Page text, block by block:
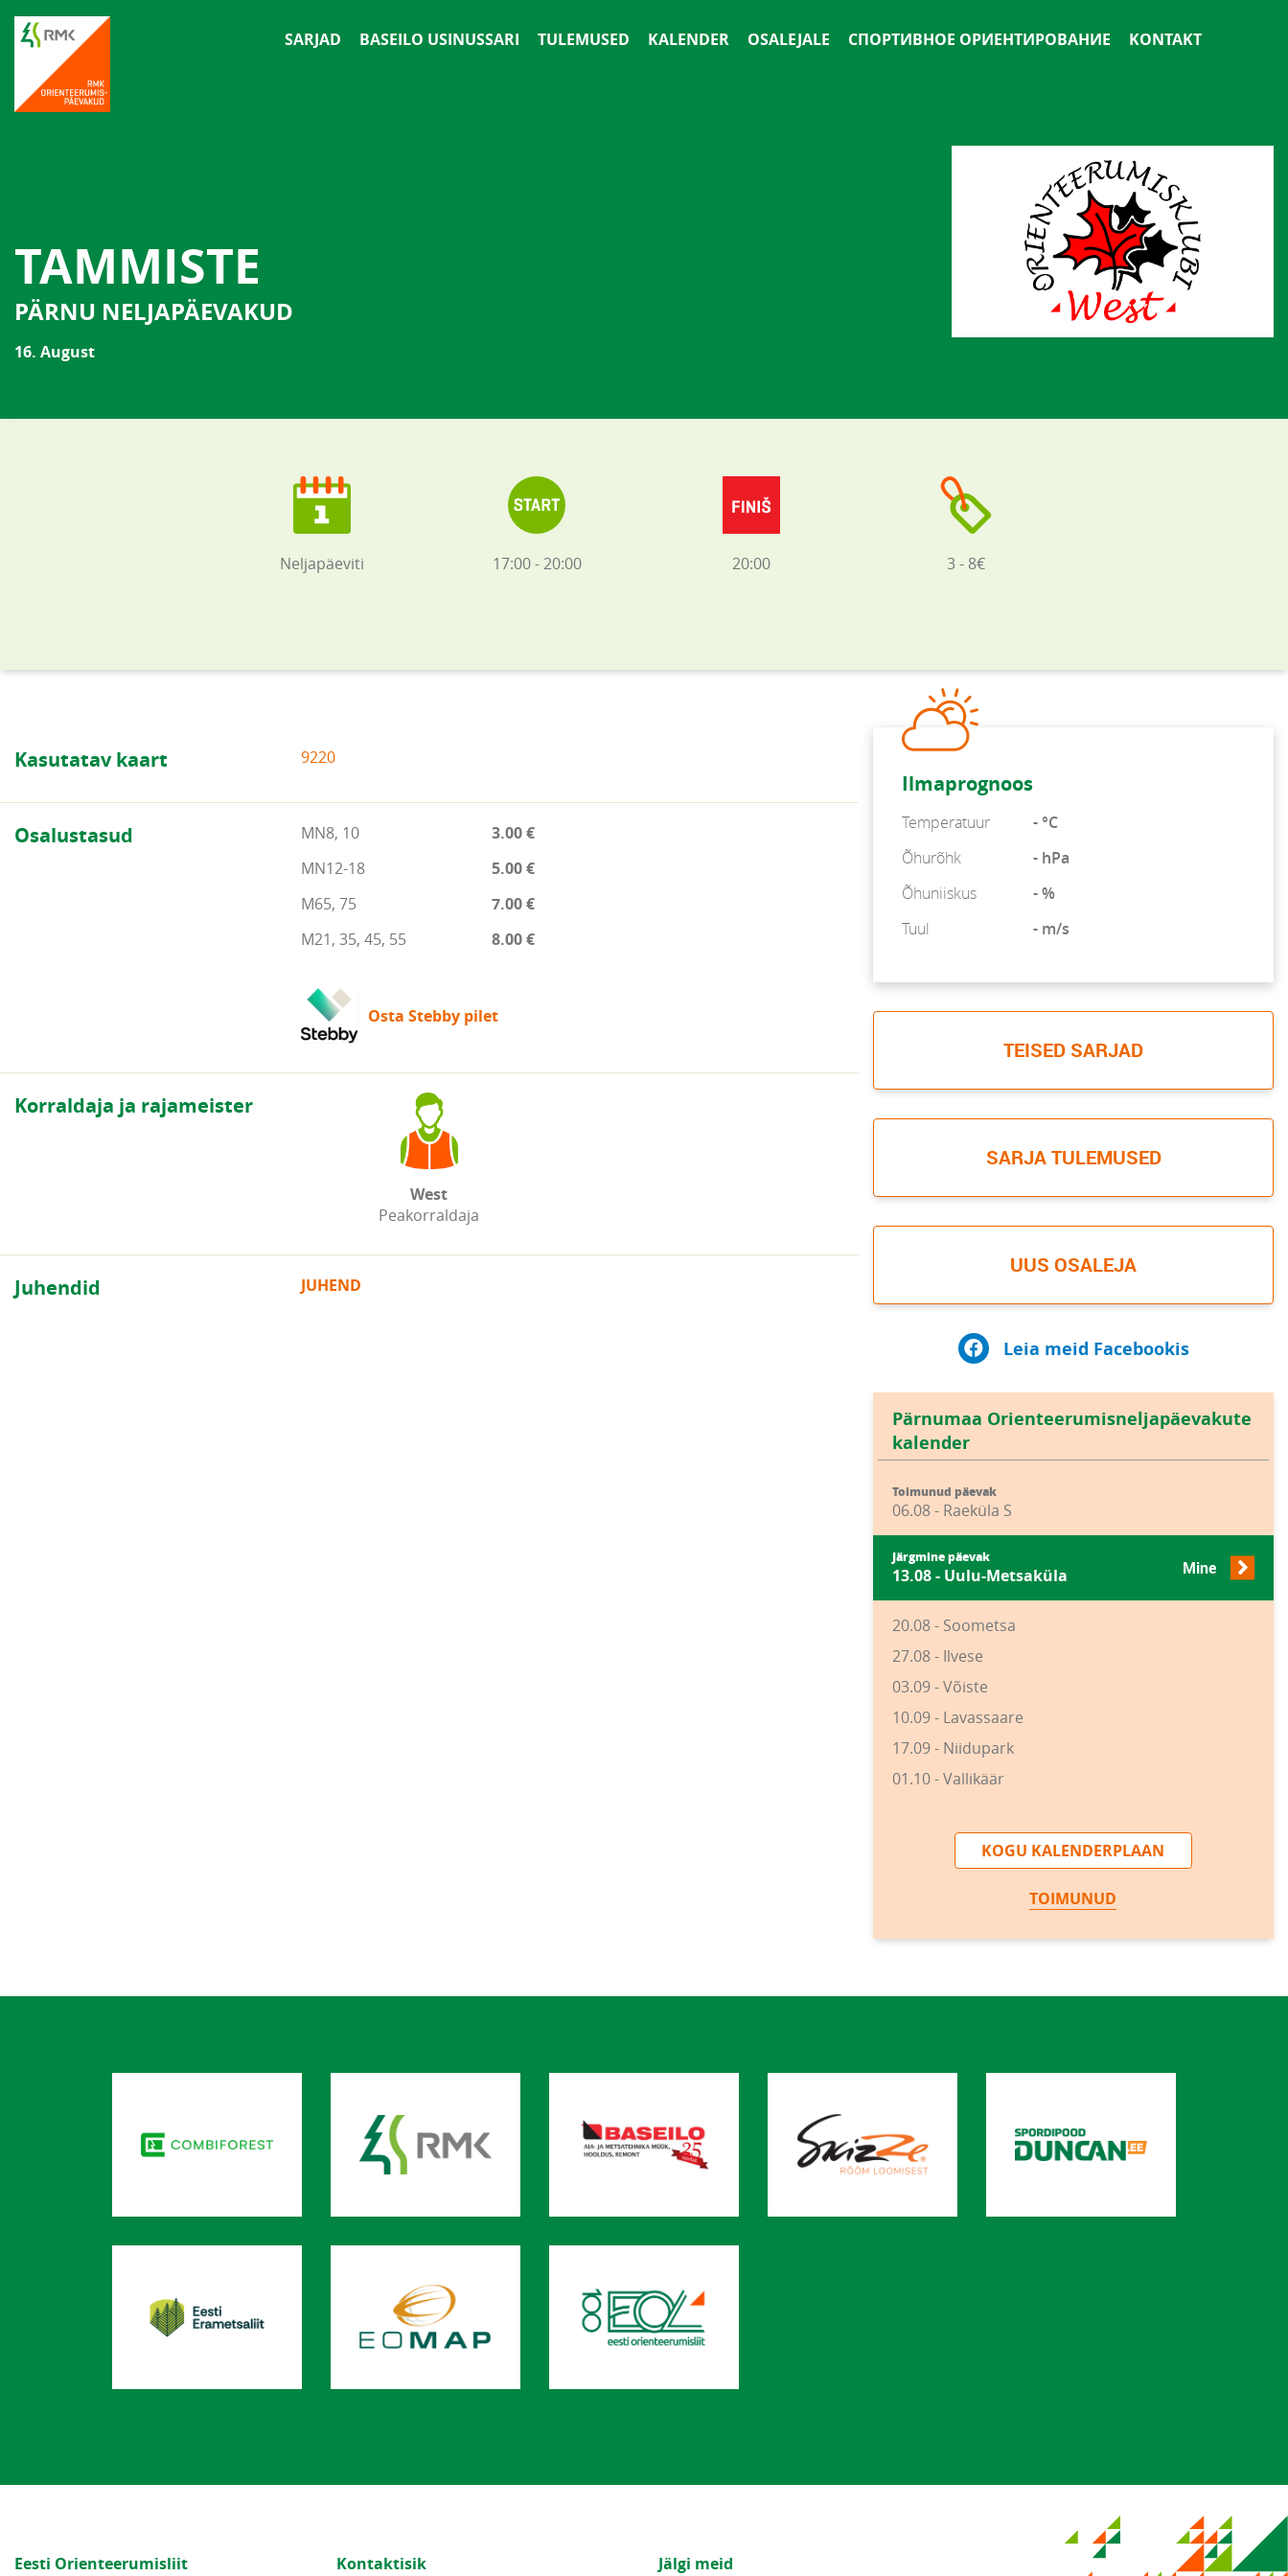
SARJAD BASEILO USINUSSARI TULEMUSED KALENDER OSALEJALE СПОРТИВНОЕ ОРИЕНТИРОВАНИЕ KONTAKT
TAMMISTE
PÄRNU NELJAPÄEVAKUD
16. August
Neljapäeviti 17:00 - 20:00 20:00 3 - 8€
Kasutatav kaart 9220
Osalustasud MN8, 10
3.00 €
MN12-18
5.00 €
M65, 75
7.00 €
M21, 35, 45, 55
8.00 €
Osta Stebby pilet
Korraldaja ja rajameister
West
Peakorraldaja
Juhendid JUHEND
Ilmaprognoos
Temperatuur
- °C
Õhurõhk
- hPa
Õhuniiskus
- %
Tuul
- m/s
TEISED SARJAD
SARJA TULEMUSED
UUS OSALEJA
Leia meid Facebookis
Pärnumaa Orienteerumisneljapäevakute
kalender
Toimunud päevak
06.08 - Raeküla S
Järgmine päevak
13.08 - Uulu-Metsaküla Mine
20.08 - Soometsa
27.08 - Ilvese
03.09 - Võiste
10.09 - Lavassaare
17.09 - Niidupark
01.10 - Vallikäär
KOGU KALENDERPLAAN
TOIMUNUD
Eesti Orienteerumisliit Kontaktisik Jälgi meid